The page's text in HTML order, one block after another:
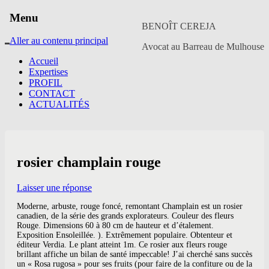
BENOÎT CEREJA
Avocat au Barreau de Mulhouse
Menu
Aller au contenu principal
Accueil
Expertises
PROFIL
CONTACT
ACTUALITÉS
rosier champlain rouge
Laisser une réponse
Moderne, arbuste, rouge foncé, remontant Champlain est un rosier
canadien, de la série des grands explorateurs. Couleur des fleurs
Rouge. Dimensions 60 à 80 cm de hauteur et d’étalement.
Exposition Ensoleillée. ). Extrêmement populaire. Obtenteur et
éditeur Verdia. Le plant atteint 1m. Ce rosier aux fleurs rouge
brillant affiche un bilan de santé impeccable! J’ai cherché sans succès
un « Rosa rugosa » pour ses fruits (pour faire de la confiture ou de la